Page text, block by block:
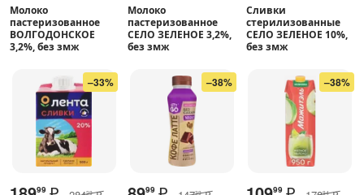
Молоко
пастеризованное
ВОЛГОДОНСКОЕ
3,2%, без змж
Молоко
пастеризованное
СЕЛО ЗЕЛЕНОЕ 3,2%,
без змж
Сливки
стерилизованные
СЕЛО ЗЕЛЕНОЕ 10%,
без змж
–33%
99 29
–38%
99 39
–38%
99 94